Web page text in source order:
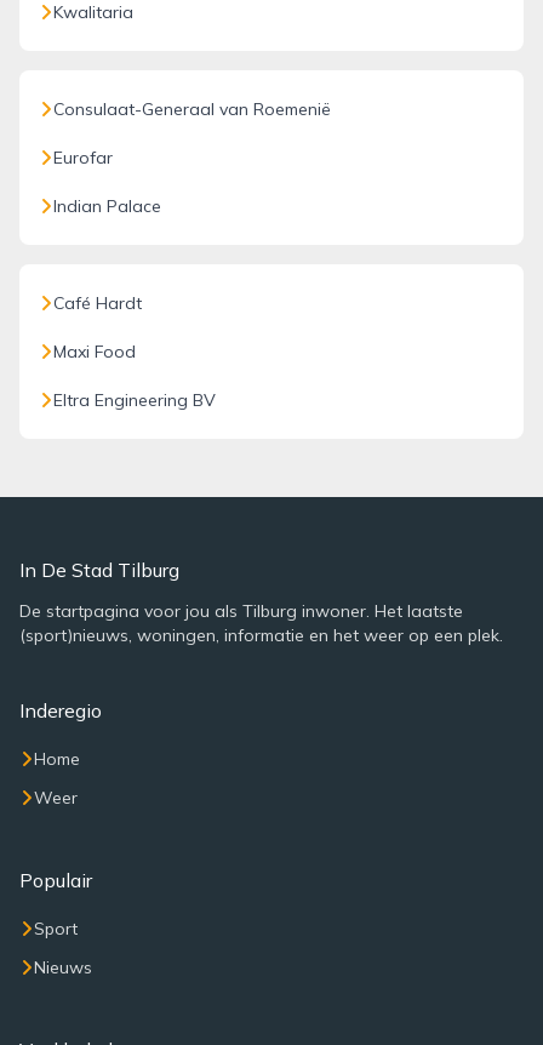
Kwalitaria
Consulaat-Generaal van Roemenië
Eurofar
Indian Palace
Café Hardt
Maxi Food
Eltra Engineering BV
In De Stad Tilburg
De startpagina voor jou als Tilburg inwoner. Het laatste
(sport)nieuws, woningen, informatie en het weer op een plek.
Inderegio
Home
Weer
Populair
Sport
Nieuws